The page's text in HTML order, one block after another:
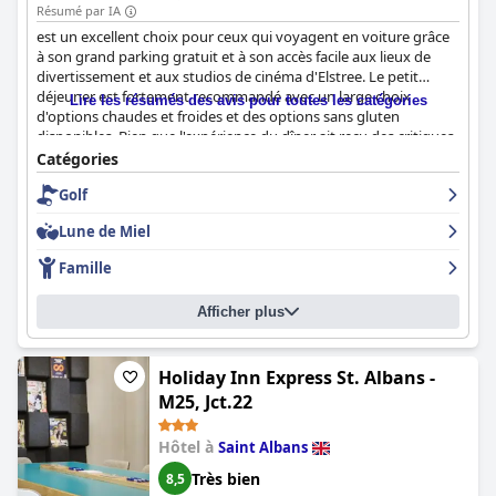
Résumé par IA
est un excellent choix pour ceux qui voyagent en voiture grâce
à son grand parking gratuit et à son accès facile aux lieux de
divertissement et aux studios de cinéma d'Elstree. Le petit
déjeuner est fortement recommandé avec un large choix
d'options chaudes et froides et des options sans gluten
disponibles. Bien que l'expérience du dîner ait reçu des critiques
mitigées, le restaurant reste une excellente option avec un
menu copieux et délicieux. Les chambres sont généralement
propres, bien aménagées et élégantes avec des lits confortables
propreté et son service exceptionnel avec un personnel amical
et arrangeant. Les familles avec enfants apprécieront l'aire de
jeux confortable et l'ambiance familiale. Les lits sont décrits
comme étant parmi les plus confortables jamais expérimentés.
Dans l'ensemble, offre un séjour luxueux et confortable qui
représente un bon rapport qualité-prix.
Lire les résumés des avis pour toutes les catégories
Catégories
Golf
Lune de Miel
Famille
Afficher plus
Holiday Inn Express St. Albans -
M25, Jct.22
Hôtel à Saint Albans
8,5 Très bien